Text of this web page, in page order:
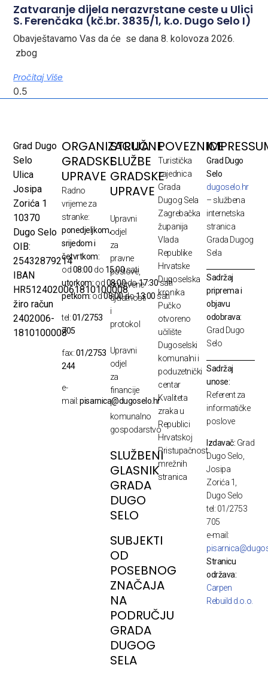
Zatvaranje dijela nerazvrstane ceste u Ulici
S. Ferenčaka (kč.br. 3835/1, k.o. Dugo Selo I)
Obavještavamo Vas da će se dana 8. kolovoza 2026.
zbog
Pročitaj Više
Grad Dugo
Selo
Ulica
Josipa
Zorića 1
10370
Dugo Selo
OIB:
25432879214
IBAN
HR5124020061810100008
žiro račun
2402006-
1810100008
ORGANIZACIJA
GRADSKE
UPRAVE
Radno
vrijeme za
stranke:
ponedjeljkom,
srijedom i
četvrtkom:
od08:00 do 15:00sati
utorkom: od08:00do17:30sati
petkom:od08:00do13:00 sati
tel:01/2753
705
fax:01/2753
244
e-
mail:pisarnica@dugoselo.hr
STRUČNE
SLUŽBE
GRADSKE
UPRAVE
Upravni
odjel
za
pravne
poslove,
društvene
djelatnosti
i
protokol
Upravni
odjel
za
financije
i
komunalno
gospodarstvo
SLUŽBENI
GLASNIK
GRADA
DUGO
SELO
SUBJEKTI
OD
POSEBNOG
ZNAČAJA
NA
PODRUČJU
GRADA
DUGOG
SELA
POVEZNICE
Turistička
zajednica
Grada
Dugog Sela
Zagrebačka
županija
Vlada
Republike
Hrvatske
Dugoselska
kronika
Pučko
otvoreno
učilište
Dugoselski
komunalni i
poduzetnički
centar
Kvaliteta
zraka u
Republici
Hrvatskoj
Pristupačnost
mrežnih
stranica
Grad Dugo
Selo
dugoselo.hr
– službena
internetska
stranica
Grada Dugog
Sela
Sadržaj
priprema i
objavu
odobrava:
Grad Dugo
Selo
Sadržaj
unose:
Referent za
informatičke
poslove
Izdavač: Grad
Dugo Selo,
Josipa
Zorića 1,
Dugo Selo
tel: 01/2753
705
e-mail:
Stranicu
održava:
Carpen
Rebuild d.o.o.